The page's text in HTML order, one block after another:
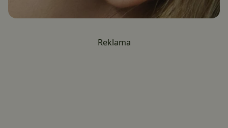
Reklama